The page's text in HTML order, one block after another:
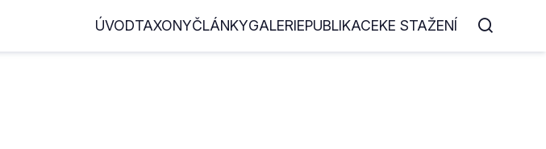
ÚVODTAXONYČLÁNKYGALERIEPUBLIKACEKE STAŽENÍ